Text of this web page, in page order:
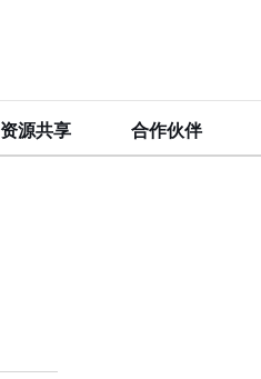
资源共享 合作伙伴